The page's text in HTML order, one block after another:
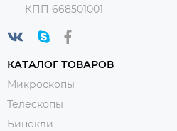
КПП 668501001
КАТАЛОГ ТОВАРОВ
Микроскопы
Телескопы
Бинокли